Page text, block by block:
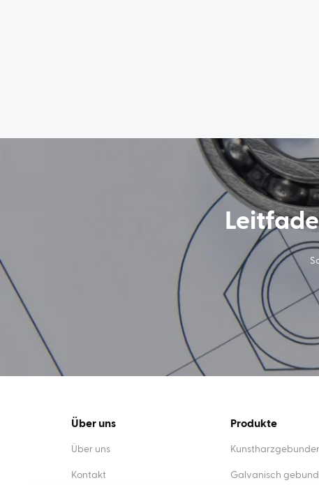
Über uns
Über uns
Kontakt
Produkte
Galvanisch